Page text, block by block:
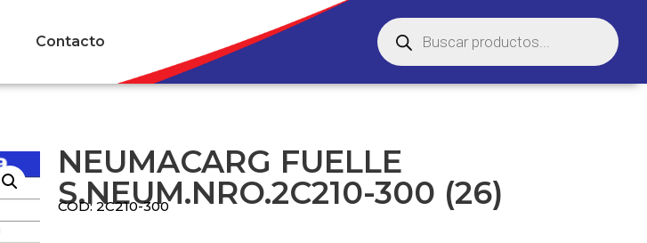
Contacto
NEUMACARG FUELLE
S.NEUM.NRO.2C210-300 (26)
COD: 2C210-300